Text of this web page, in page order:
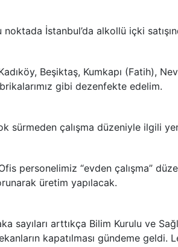
noktada İstanbul’da alkollü içki
Beşiktaş, Kumkapı (Fatih),
gibi dezenfekte edelim.
sürmeden çalışma düzeniyle ilgili
personelimiz “evden çalışma”
üretim yapılacak.
sayıları arttıkça Bilim Kurulu ve
kapatılması gündeme